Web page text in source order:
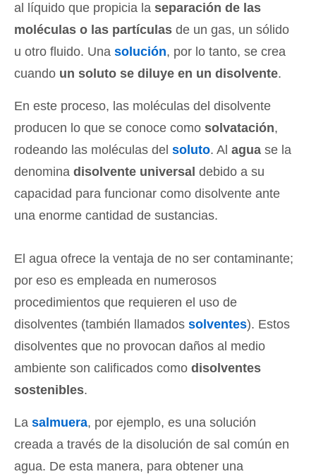
al líquido que propicia la separación de las
moléculas o las partículas de un gas, un sólido
u otro fluido. Una solución, por lo tanto, se crea
cuando un soluto se diluye en un disolvente.
En este proceso, las moléculas del disolvente
producen lo que se conoce como solvatación,
rodeando las moléculas del soluto. Al agua se la
denomina disolvente universal debido a su
capacidad para funcionar como disolvente ante
una enorme cantidad de sustancias.
El agua ofrece la ventaja de no ser contaminante;
por eso es empleada en numerosos
procedimientos que requieren el uso de
disolventes (también llamados solventes). Estos
disolventes que no provocan daños al medio
ambiente son calificados como disolventes
sostenibles.
La salmuera, por ejemplo, es una solución
creada a través de la disolución de sal común en
agua. De esta manera, para obtener una